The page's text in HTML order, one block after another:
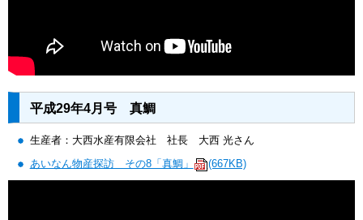
平成29年4月号 真鯛
生産者：大西水産有限会社 社長 大西 光さん
あいなん物産探訪 その8「真鯛」
(667KB)